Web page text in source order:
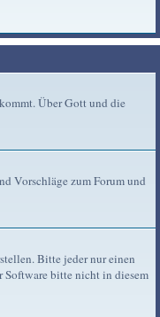
Über Gott und die
Vorschläge zum Forum und
Bitte jeder nur einen
Software bitte nicht in diesem